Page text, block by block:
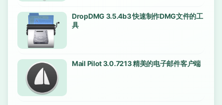
DropDMG 3.5.4b3 快速制作DMG文件的工
具
Mail Pilot 3.0.7213 精美的电子邮件客户端